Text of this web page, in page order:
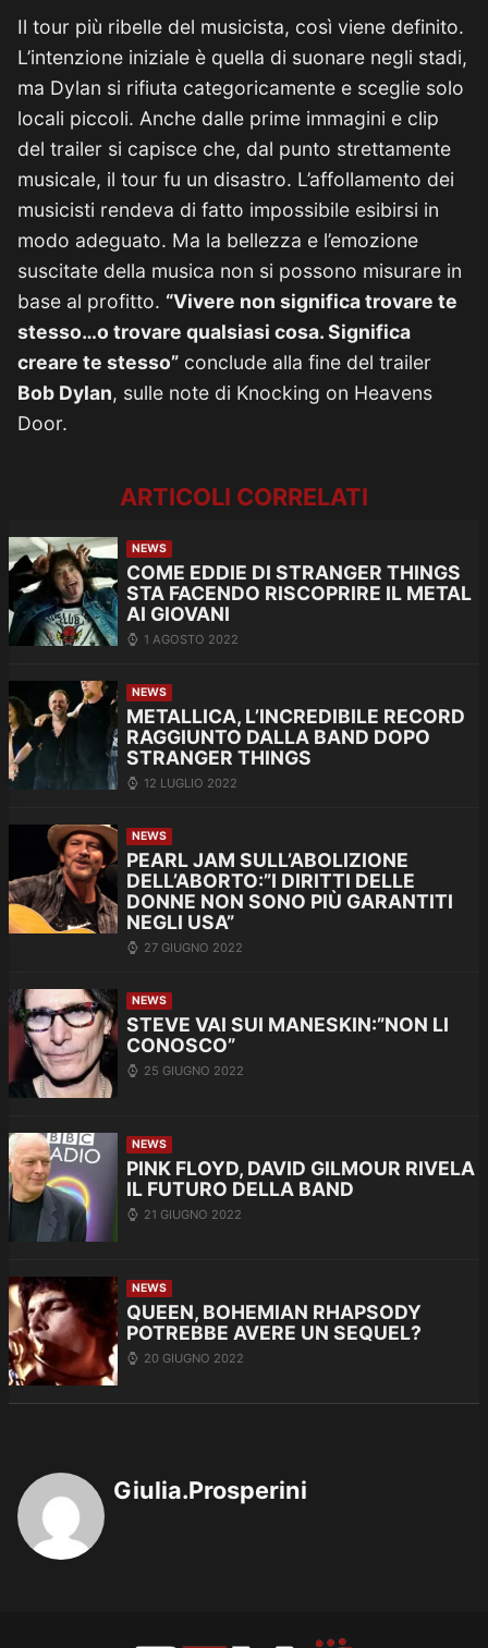
Il tour più ribelle del musicista, così viene definito.
L’intenzione iniziale è quella di suonare negli stadi,
ma Dylan si rifiuta categoricamente e sceglie solo
locali piccoli. Anche dalle prime immagini e clip
del trailer si capisce che, dal punto strettamente
musicale, il tour fu un disastro. L’affollamento dei
musicisti rendeva di fatto impossibile esibirsi in
modo adeguato. Ma la bellezza e l’emozione
suscitate della musica non si possono misurare in
base al profitto. “Vivere non significa trovare te
stesso…o trovare qualsiasi cosa. Significa
creare te stesso” conclude alla fine del trailer
Bob Dylan, sulle note di Knocking on Heavens
Door.
ARTICOLI CORRELATI
NEWS
COME EDDIE DI STRANGER THINGS
STA FACENDO RISCOPRIRE IL METAL
AI GIOVANI
1 AGOSTO 2022
NEWS
METALLICA, L’INCREDIBILE RECORD
RAGGIUNTO DALLA BAND DOPO
STRANGER THINGS
12 LUGLIO 2022
NEWS
PEARL JAM SULL’ABOLIZIONE
DELL’ABORTO:”I DIRITTI DELLE
DONNE NON SONO PIÙ GARANTITI
NEGLI USA”
27 GIUGNO 2022
NEWS
STEVE VAI SUI MANESKIN:”NON LI
CONOSCO”
25 GIUGNO 2022
NEWS
PINK FLOYD, DAVID GILMOUR RIVELA
IL FUTURO DELLA BAND
21 GIUGNO 2022
NEWS
QUEEN, BOHEMIAN RHAPSODY
POTREBBE AVERE UN SEQUEL?
20 GIUGNO 2022
Giulia.Prosperini